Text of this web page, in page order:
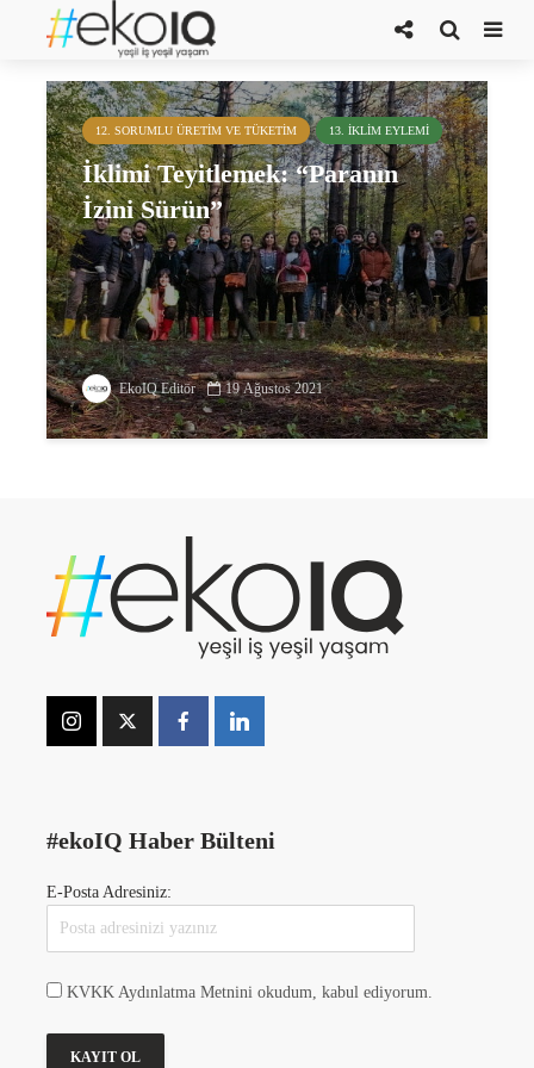
teyit.org
12. SORUMLU ÜRETIM VE TÜKETIM 13. İKLIM EYLEMI
İklimi Teyitlemek: “Paranın
İzini Sürün”
EkoIQ Editör 19 Ağustos 2021
#ekoIQ Haber Bülteni
E-Posta Adresiniz:
KVKK Aydınlatma Metnini okudum, kabul ediyorum.